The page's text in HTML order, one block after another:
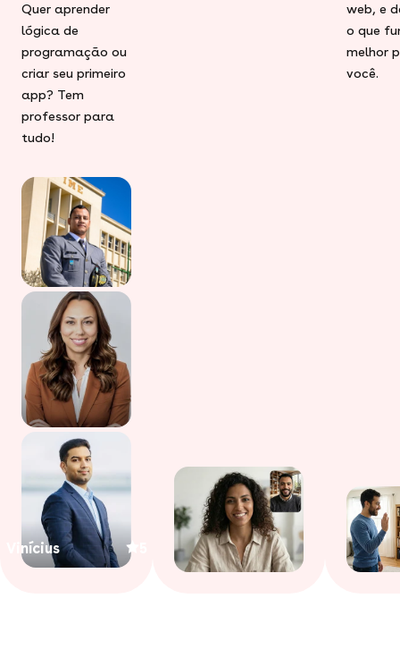
Quer aprender
lógica de
programação ou
criar seu primeiro
app? Tem
professor para
tudo!
Vinícius
web, e
o que
melhor
você.